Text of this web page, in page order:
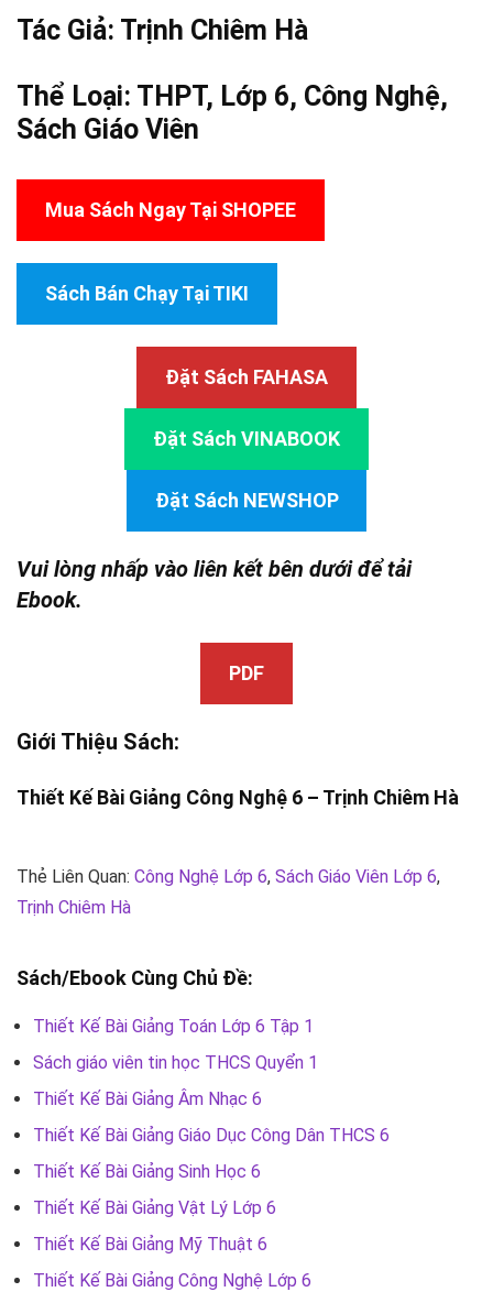
Tác Giả: Trịnh Chiêm Hà
Thể Loại: THPT, Lớp 6, Công Nghệ,
Sách Giáo Viên
Mua Sách Ngay Tại SHOPEE
Sách Bán Chạy Tại TIKI
Đặt Sách FAHASA
Đặt Sách VINABOOK
Đặt Sách NEWSHOP
Vui lòng nhấp vào liên kết bên dưới để tải
Ebook.
PDF
Giới Thiệu Sách:
Thiết Kế Bài Giảng Công Nghệ 6 – Trịnh Chiêm Hà
Thẻ Liên Quan: Công Nghệ Lớp 6, Sách Giáo Viên Lớp 6,
Trịnh Chiêm Hà
Sách/Ebook Cùng Chủ Đề:
Thiết Kế Bài Giảng Toán Lớp 6 Tập 1
Sách giáo viên tin học THCS Quyển 1
Thiết Kế Bài Giảng Âm Nhạc 6
Thiết Kế Bài Giảng Giáo Dục Công Dân THCS 6
Thiết Kế Bài Giảng Sinh Học 6
Thiết Kế Bài Giảng Vật Lý Lớp 6
Thiết Kế Bài Giảng Mỹ Thuật 6
Thiết Kế Bài Giảng Công Nghệ Lớp 6